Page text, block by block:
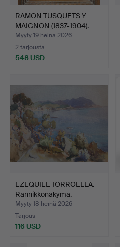
RAMON TUSQUETS Y
MAIGNON (1837-1904).
Näky…
Myyty 19 heinä 2026
2 tarjousta
548 USD
EZEQUIEL TORROELLA.
Rannikkonäkymä.
Myyty 18 heinä 2026
Tarjous
116 USD